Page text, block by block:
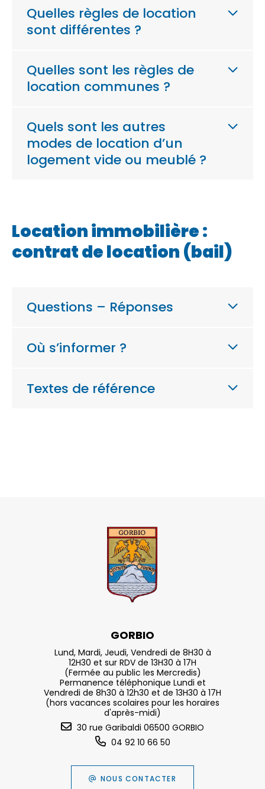
Quelles règles de location
sont différentes ?
Quelles sont les règles de
location communes ?
Quels sont les autres
modes de location d’un
logement vide ou meublé ?
Location immobilière :
contrat de location (bail)
Questions – Réponses
Où s’informer ?
Textes de référence
GORBIO
Lund, Mardi, Jeudi, Vendredi de 8H30 à
12H30 et sur RDV de 13H30 à 17H
(Fermée au public les Mercredis)
Permanence téléphonique Lundi et
Vendredi de 8h30 à 12h30 et de 13H30 à 17H
(hors vacances scolaires pour les horaires
d'après-midi)
30 rue Garibaldi 06500 GORBIO
04 92 10 66 50
NOUS CONTACTER